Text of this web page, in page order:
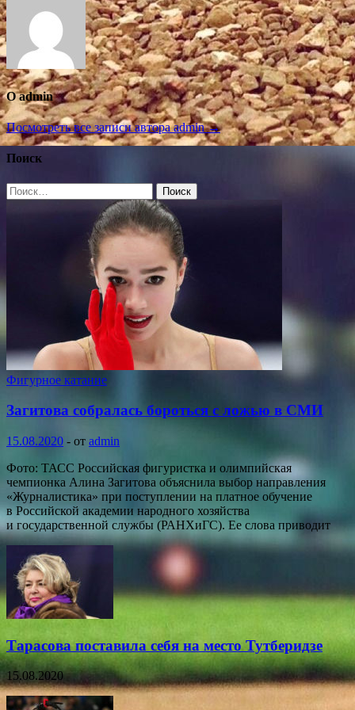
О admin
Посмотреть все записи автора admin →
Поиск
Найти:
Фигурное катание
Загитова собралась бороться с ложью в СМИ
15.08.2020 - от admin
Фото: ТАСС Российская фигуристка и олимпийская
чемпионка Алина Загитова объяснила выбор направления
«Журналистика» при поступлении на платное обучение
в Российской академии народного хозяйства
и государственной службы (РАНХиГС). Ее слова приводит
Тарасова поставила себя на место Тутберидзе
15.08.2020